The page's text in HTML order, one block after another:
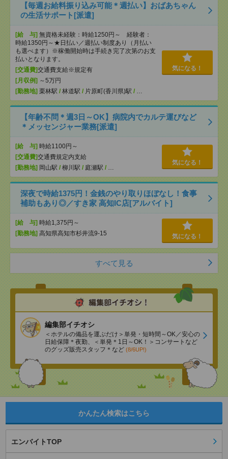
【毎週お給料振り込み可能＊週払い】おばあちゃん
の生活サポート[派遣]
[給 与] 無資格未経験：時給1250円～ 経験者：
時給1350円～★日払い／週払い制度あり（月払い
も選べます）※稼働開始時は手続き完了次第のお支
払いとなります。
[交通費]交通費支給※規定有
[月収例] ～5万円
[勤務地] 栗林駅 / 林道駅 / 片原町(香川県)駅 / …
気になる！
【年齢不問＊週3日～OK】病院内でカルテ運びなど
＊メッセンジャー業務[派遣]
[給 与] 時給1100円～
[交通費]交通費規定内支給
[勤務地] 岡山駅 / 柳川駅 / 庭瀬駅 / …
気になる！
深夜で時給1375円！金銭のやり取りほぼなし！食事
補助もあり◎／すき家 高知IC店[アルバイト]
[給 与] 時給1,375円～
[勤務地] 高知県高知市杉井流9-15 気になる！
すべて見る
編集部イチオシ
＜ホテルの備品を運ぶだけ＞単発・短時間～OK／安心の
日給保障＊夜勤、＜単発＊1日～OK！＞コンサートなど
のグッズ販売スタッフ＊など (8/6UP!)
かんたん検索はこちら
エンバイトTOP